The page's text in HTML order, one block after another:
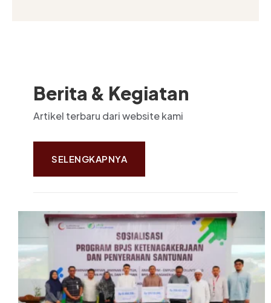
Berita & Kegiatan
Artikel terbaru dari website kami
SELENGKAPNYA